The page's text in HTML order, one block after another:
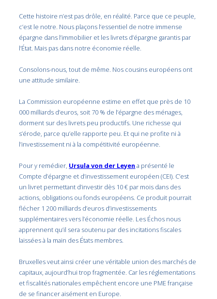
Cette histoire n’est pas drôle, en réalité. Parce que ce peuple,
c’est le notre. Nous plaçons l’essentiel de notre immense
épargne dans l’immobilier et les livrets d’épargne garantis par
l’État. Mais pas dans notre économie réelle.
Consolons-nous, tout de même. Nos cousins européens ont
une attitude similaire.
La Commission européenne estime en effet que près de 10
000 milliards d’euros, soit 70 % de l’épargne des ménages,
dorment sur des livrets peu productifs. Une richesse qui
s’érode, parce qu’elle rapporte peu. Et qui ne profite ni à
l’investissement ni à la compétitivité européenne.
Pour y remédier, Ursula von der Leyen a présenté le
Compte d’épargne et d’investissement européen (CEI). C’est
un livret permettant d’investir dès 10 € par mois dans des
actions, obligations ou fonds européens. Ce produit pourrait
flécher 1 200 milliards d’euros d’investissements
supplémentaires vers l’économie réelle. Les Échos nous
apprennent qu’il sera soutenu par des incitations fiscales
laissées à la main des États membres.
Bruxelles veut ainsi créer une véritable union des marchés de
capitaux, aujourd’hui trop fragmentée. Car les réglementations
et fiscalités nationales empêchent encore une PME française
de se financer aisément en Europe.